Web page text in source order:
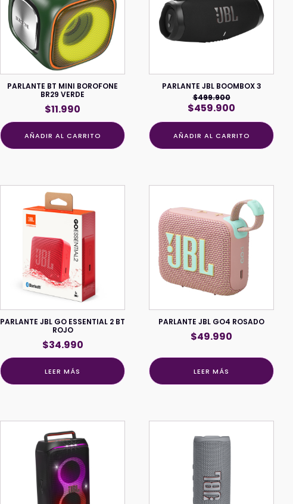
PARLANTE BT MINI BOROFONE
BR29 VERDE
$11.990
AÑADIR AL CARRITO
PARLANTE JBL BOOMBOX 3
$499.900
El
precio
original
era:
$459.900
precio
actual
es:
AÑADIR AL CARRITO
PARLANTE JBL GO ESSENTIAL 2 BT
ROJO
$34.990
LEER MÁS
PARLANTE JBL GO4 ROSADO
$49.990
LEER MÁS